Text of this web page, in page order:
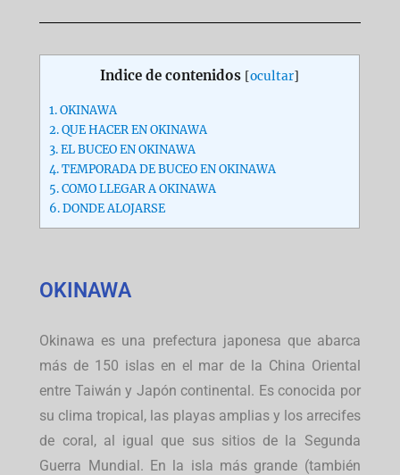
Indice de contenidos [ocultar]
1.OKINAWA
2.QUE HACER EN OKINAWA
3.EL BUCEO EN OKINAWA
4.TEMPORADA DE BUCEO EN OKINAWA
5.COMO LLEGAR A OKINAWA
6.DONDE ALOJARSE
OKINAWA
Okinawa es una prefectura japonesa que abarca
más de 150 islas en el mar de la China Oriental
entre Taiwán y Japón continental. Es conocida por
su clima tropical, las playas amplias y los arrecifes
de coral, al igual que sus sitios de la Segunda
Guerra Mundial. En la isla más grande (también